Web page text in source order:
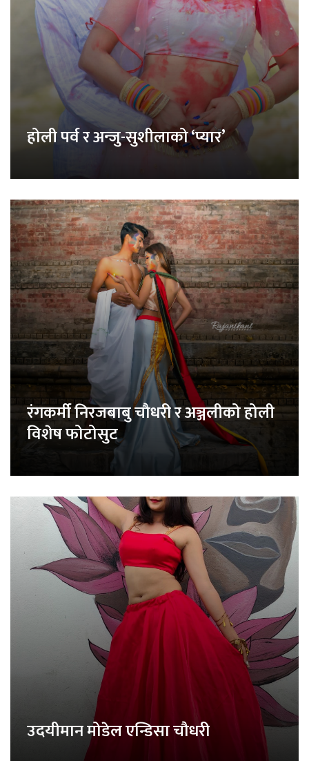
होली पर्व र अन्जु-सुशीलाको ‘प्यार’
रंगकर्मी निरजबाबु चौधरी र अञ्जलीको होली
विशेष फोटोसुट
उदयीमान मोडेल एन्डिसा चौधरी